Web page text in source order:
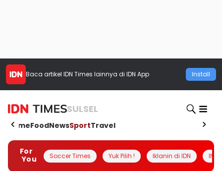
Baca artikel IDN Times lainnya di IDN App Install
SULSEL
HomeFoodNewsSportTravel
For
You
Soccer Times Yuk Pilih ! Iklanin di IDN